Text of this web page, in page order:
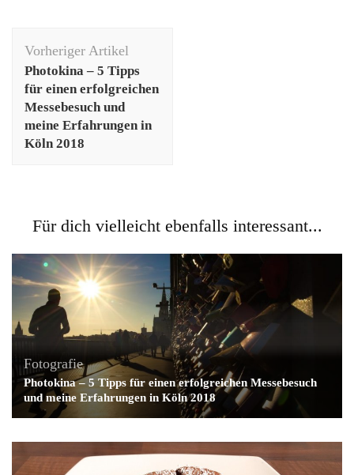
Vorheriger Artikel
Photokina – 5 Tipps
für einen erfolgreichen
Messebesuch und
meine Erfahrungen in
Köln 2018
Für dich vielleicht ebenfalls interessant...
Fotografie
Photokina – 5 Tipps für einen erfolgreichen Messebesuch
und meine Erfahrungen in Köln 2018